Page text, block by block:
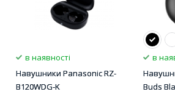
в наявності
Навушники Panasonic RZ-
B120WDG-K
в
Buds